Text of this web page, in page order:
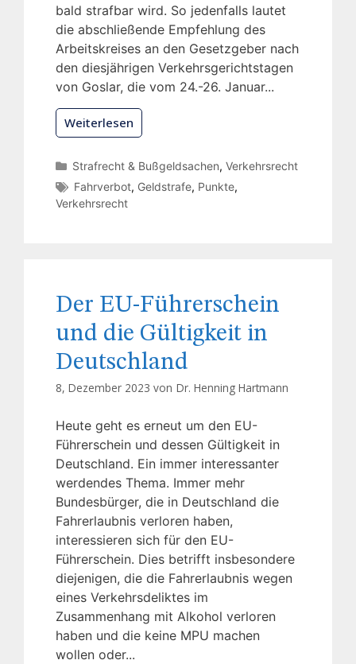
bald strafbar wird. So jedenfalls lautet
die abschließende Empfehlung des
Arbeitskreises an den Gesetzgeber nach
den diesjährigen Verkehrsgerichtstagen
von Goslar, die vom 24.-26. Januar...
Weiterlesen
Strafrecht & Bußgeldsachen, Verkehrsrecht
Fahrverbot, Geldstrafe, Punkte,
Verkehrsrecht
Der EU-Führerschein
und die Gültigkeit in
Deutschland
8, Dezember 2023 von Dr. Henning Hartmann
Heute geht es erneut um den EU-
Führerschein und dessen Gültigkeit in
Deutschland. Ein immer interessanter
werdendes Thema. Immer mehr
Bundesbürger, die in Deutschland die
Fahrerlaubnis verloren haben,
interessieren sich für den EU-
Führerschein. Dies betrifft insbesondere
diejenigen, die die Fahrerlaubnis wegen
eines Verkehrsdeliktes im
Zusammenhang mit Alkohol verloren
haben und die keine MPU machen
wollen oder...